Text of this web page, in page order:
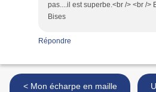
pas....il est superbe.<br /> <br />
Bises
Répondre
< Mon écharpe en maille